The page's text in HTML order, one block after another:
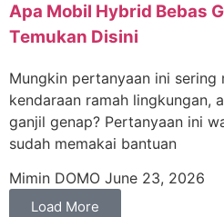
Apa Mobil Hybrid Bebas
Temukan Disini
Mungkin pertanyaan ini sering
kendaraan ramah lingkungan,
ganjil genap? Pertanyaan ini
sudah memakai bantuan
Mimin DOMO June 23, 2026
Load More